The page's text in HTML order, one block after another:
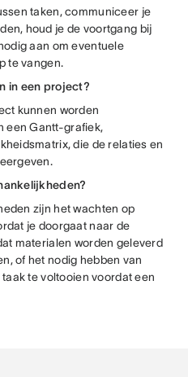
taken, communiceer je
houd je de voortgang bij
aan om eventuele
te vangen.
in een project?
kunnen worden
een Gantt-grafiek,
die de relaties en
zijn het wachten op
je doorgaat naar de
materialen worden geleverd
of het nodig hebben van
te voltooien voordat een